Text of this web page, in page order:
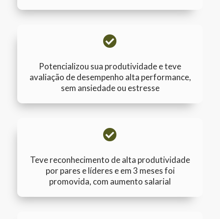
Potencializou sua produtividade e teve
avaliação de desempenho alta performance,
sem ansiedade ou estresse
Teve reconhecimento de alta produtividade
por pares e líderes e em 3 meses foi
promovida, com aumento salarial